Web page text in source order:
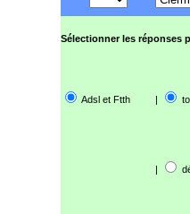
Sélectionner les réponses
Adsl et Ftth |
|